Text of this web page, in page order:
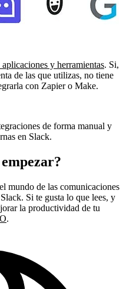
y herramientas. Si,
de las que utilizas, no tiene
con Zapier o Make.
de forma manual y
en Slack.
mundo de las comunicaciones
Si te gusta lo que lees, y
la productividad de tu
.